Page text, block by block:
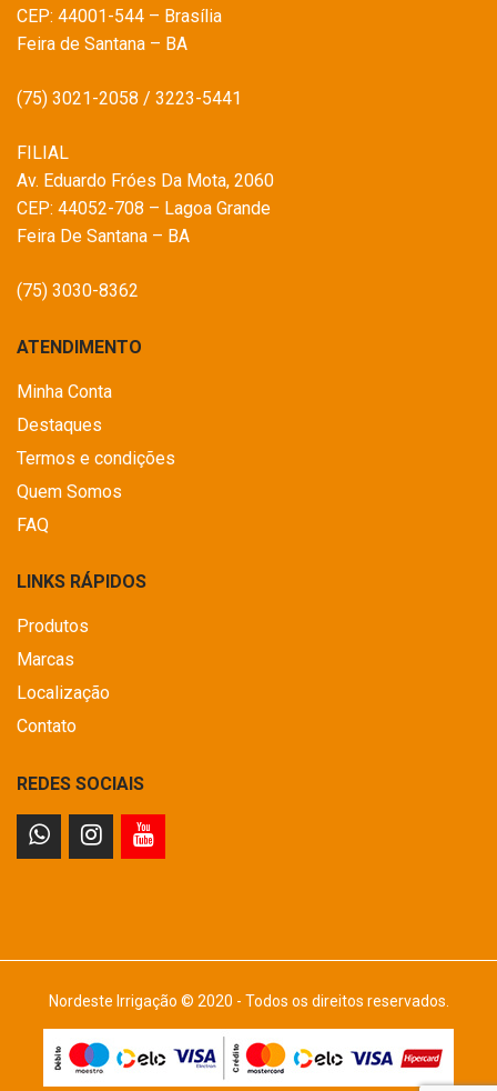
CEP: 44001-544 – Brasília
Feira de Santana – BA
(75) 3021-2058 / 3223-5441
FILIAL
Av. Eduardo Fróes Da Mota, 2060
CEP: 44052-708 – Lagoa Grande
Feira De Santana – BA
(75) 3030-8362
ATENDIMENTO
Minha Conta
Destaques
Termos e condições
Quem Somos
FAQ
LINKS RÁPIDOS
Produtos
Marcas
Localização
Contato
REDES SOCIAIS
Nordeste Irrigação © 2020 - Todos os direitos reservados.